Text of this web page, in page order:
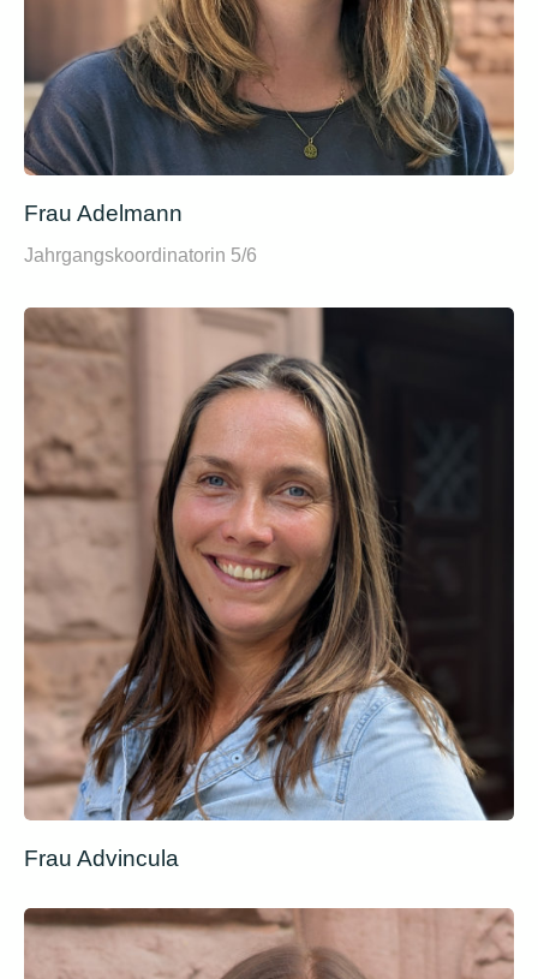
Frau Adelmann
Jahrgangskoordinatorin 5/6
Frau Advincula